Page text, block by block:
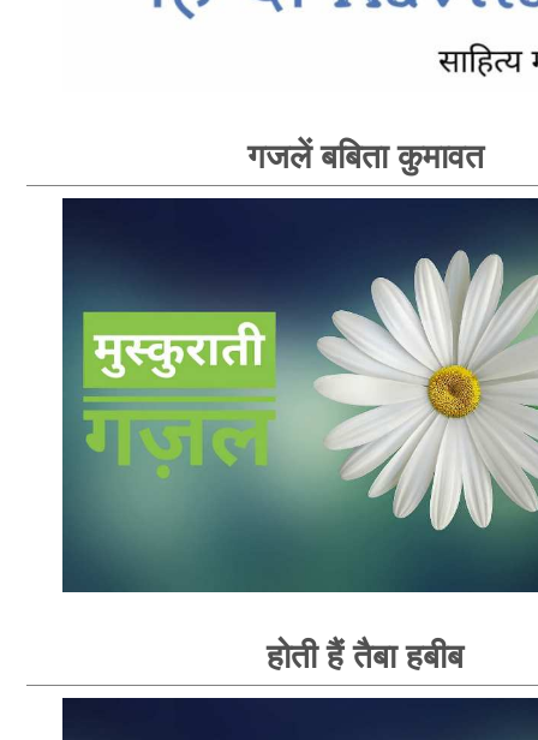
गजलें बबिता कुमावत
होती हैं तैबा हबीब